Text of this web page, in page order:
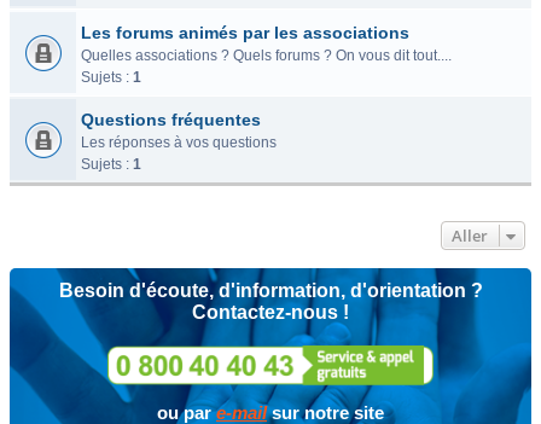
Les forums animés par les associations
Quelles associations ? Quels forums ? On vous dit tout....
Sujets : 1
Questions fréquentes
Les réponses à vos questions
Sujets : 1
Aller
Besoin d'écoute, d'information, d'orientation ?
Contactez-nous !
ou pare-mailsur notre site